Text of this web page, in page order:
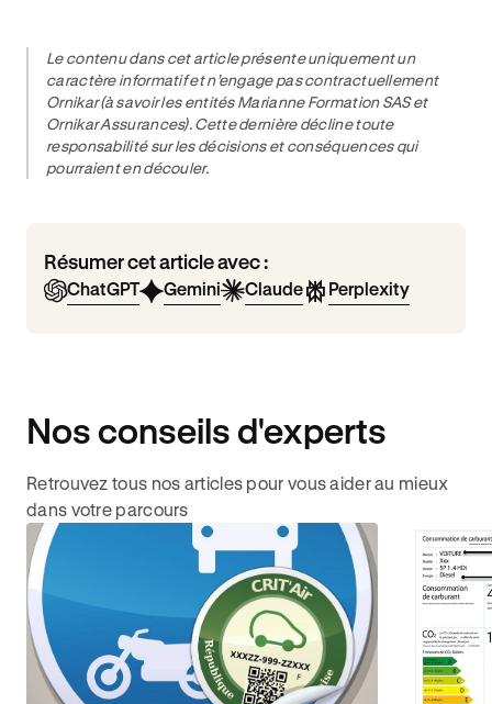
Le contenu dans cet article présente uniquement un
caractère informatif et n’engage pas contractuellement
Ornikar (à savoir les entités Marianne Formation SAS et
Ornikar Assurances). Cette dernière décline toute
responsabilité sur les décisions et conséquences qui
pourraient en découler.
Résumer cet article avec :
ChatGPT Gemini Claude Perplexity
Nos conseils d'experts
Retrouvez tous nos articles pour vous aider au mieux
dans votre parcours